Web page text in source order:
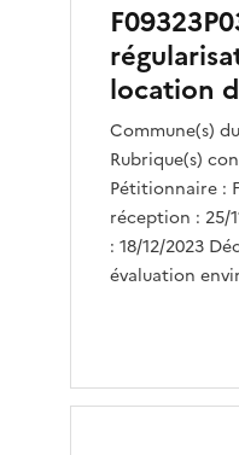
location
Commune(s)
Rubrique(s)
Pétitionnaire :
réception : 25/
: 18/12/2023
évaluation